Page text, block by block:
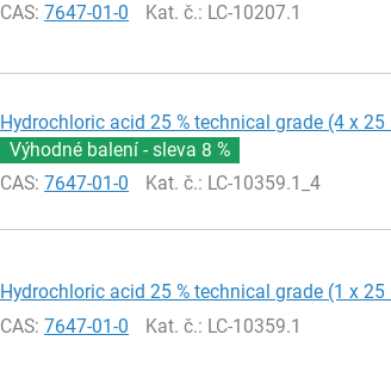
CAS:7647-01-0 Kat. č.: LC-10207.1
Hydrochloric acid 25 % technical grade (4 x 25
Výhodné balení - sleva 8 %
CAS:7647-01-0 Kat. č.: LC-10359.1_4
Hydrochloric acid 25 % technical grade (1 x 25
CAS:7647-01-0 Kat. č.: LC-10359.1